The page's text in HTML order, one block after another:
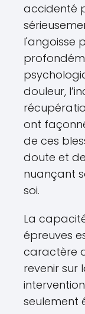
accidenté
l'angoisse
douleur,
ont
de ces
doute et
nuançant
soi.
La
épreuves
caractère
revenir sur
seulement